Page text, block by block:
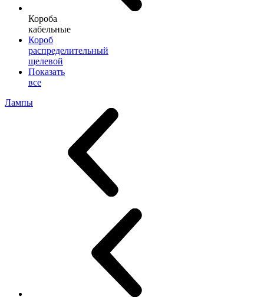
Короба
кабельные
Короб
распределительный
щелевой
Показать
все
Лампы